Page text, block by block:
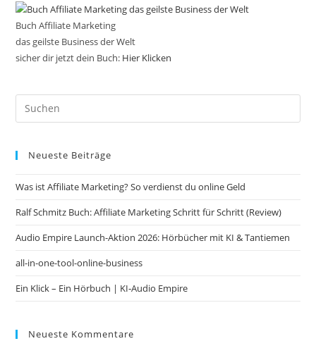
Buch Affiliate Marketing
das geilste Business der Welt
sicher dir jetzt dein Buch: Hier Klicken
Neueste Beiträge
Was ist Affiliate Marketing? So verdienst du online Geld
Ralf Schmitz Buch: Affiliate Marketing Schritt für Schritt (Review)
Audio Empire Launch-Aktion 2026: Hörbücher mit KI & Tantiemen
all-in-one-tool-online-business
Ein Klick – Ein Hörbuch | KI‑Audio Empire
Neueste Kommentare